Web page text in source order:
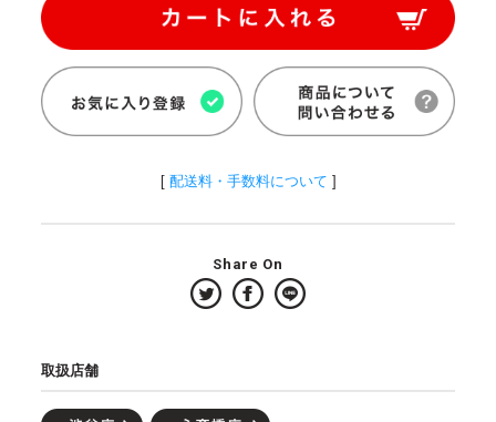
[ 配送料・手数料について ]
Share On
取扱店舗